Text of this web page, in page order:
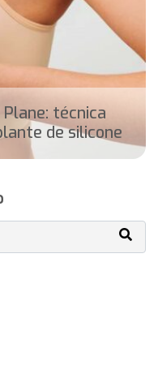
técnica
de silicone